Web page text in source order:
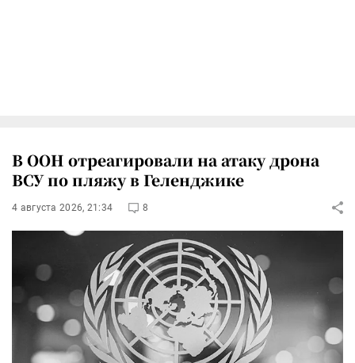
В ООН отреагировали на атаку дрона
ВСУ по пляжу в Геленджике
4 августа 2026, 21:34 8